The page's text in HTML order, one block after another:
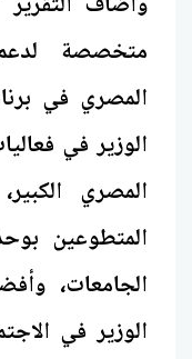
متخصصة
المصري في
المصري
المتطوعين
الجامعات،
الوزير في